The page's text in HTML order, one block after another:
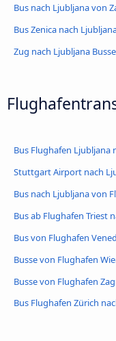
Bus nach Ljubljana von
Bus Zenica nach
Zug nach Ljubljana Busse
Bus Flughafen Ljubljana
Stuttgart Airport nach
Bus nach Ljubljana von
Bus ab Flughafen Triest
Bus von Flughafen
Busse von Flughafen
Busse von Flughafen
Bus Flughafen Zürich